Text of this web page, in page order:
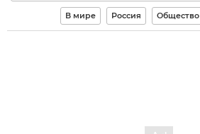
В мире Россия Общество